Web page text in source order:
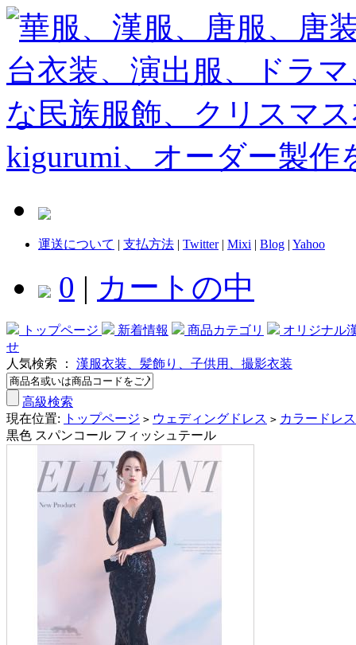
運送について | 支払方法 | Twitter| Mixi | Blog | Yahoo
0 | カートの中
トップページ 新着情報 商品カテゴリ
オリジナル
せ
人気検索 ： 漢服衣装、髪飾り、子供用、撮影衣装
高級検索
現在位置:
トップページ > ウェディングドレス > カラードレス
黒色 スパンコール フィッシュテール